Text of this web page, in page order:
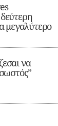
μεγαλύτερο
να